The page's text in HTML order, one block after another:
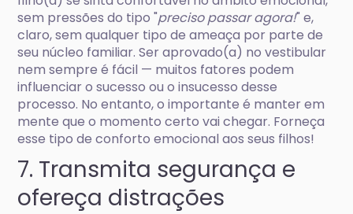
sem pressões do tipo "preciso passar agora!" e,
claro, sem qualquer tipo de ameaça por parte de
seu núcleo familiar. Ser aprovado(a) no vestibular
nem sempre é fácil — muitos fatores podem
influenciar o sucesso ou o insucesso desse
processo. No entanto, o importante é manter em
mente que o momento certo vai chegar. Forneça
esse tipo de conforto emocional aos seus filhos!
7. Transmita segurança e
ofereça distrações